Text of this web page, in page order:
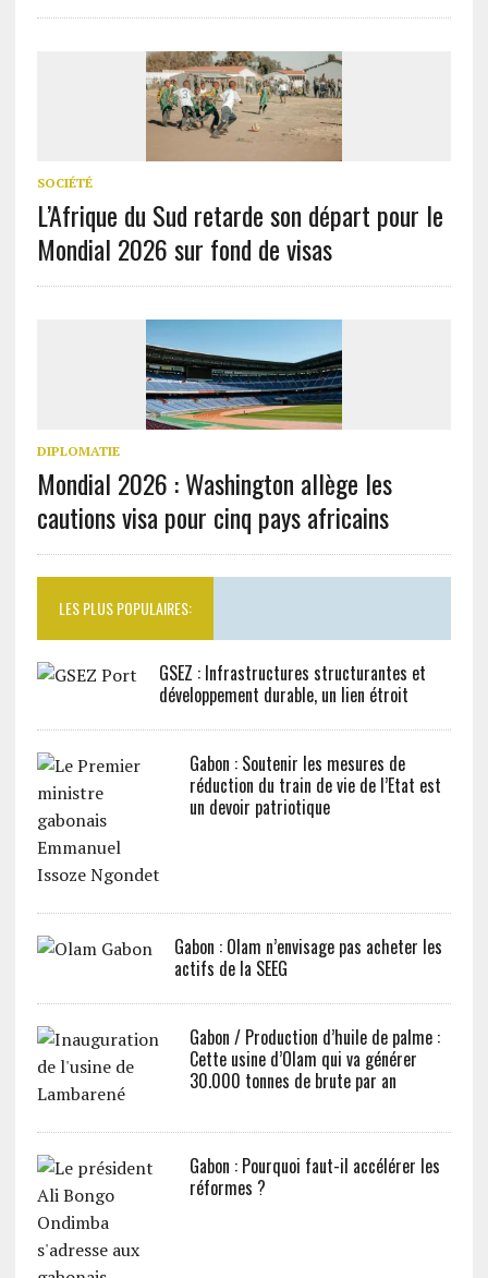
SOCIÉTÉ
L’Afrique du Sud retarde son départ pour le
Mondial 2026 sur fond de visas
DIPLOMATIE
Mondial 2026 : Washington allège les
cautions visa pour cinq pays africains
LES PLUS POPULAIRES:
GSEZ : Infrastructures structurantes et
développement durable, un lien étroit
Gabon : Soutenir les mesures de
réduction du train de vie de l’Etat est
un devoir patriotique
Gabon : Olam n’envisage pas acheter les
actifs de la SEEG
Gabon / Production d’huile de palme :
Cette usine d’Olam qui va générer
30.000 tonnes de brute par an
Gabon : Pourquoi faut-il accélérer les
réformes ?